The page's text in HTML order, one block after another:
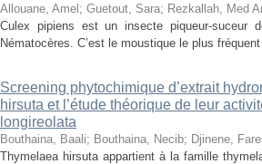
Allouane, Amel ; Guetout, Sara; Rezkallah, Med
Culex pipiens est un insecte piqueur-suceur
Nématocères. C’est le moustique le plus
Screening phytochimique d’extrait
hirsuta et l’étude théorique de leur
longireolata
Bouthaina, Baali; Bouthaina, Necib; Djinene,
Thymelaea hirsuta appartient à la famille